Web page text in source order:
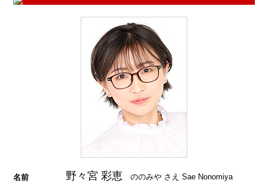
名前 野々宮 彩恵 ののみや さえ Sae Nonomiya